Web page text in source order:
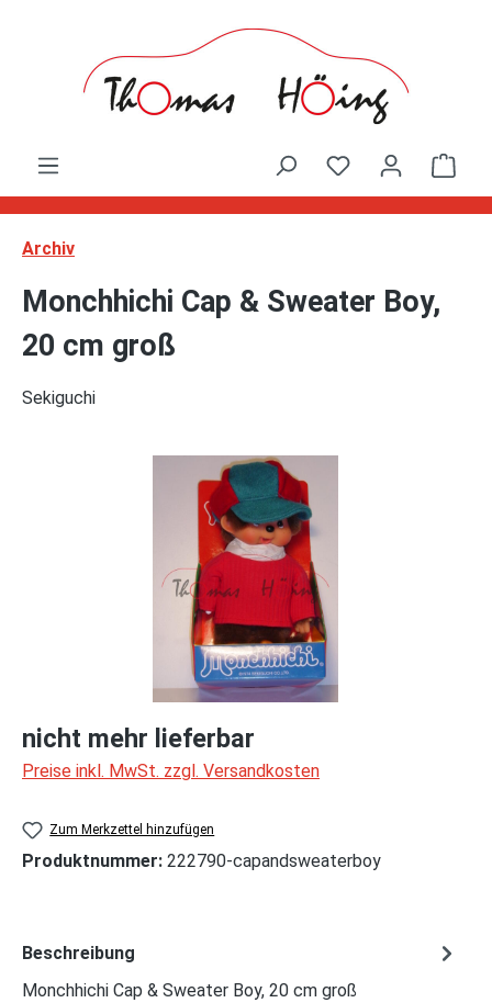
Archiv
Monchhichi Cap & Sweater Boy,
20 cm groß
Sekiguchi
nicht mehr lieferbar
Preise inkl. MwSt. zzgl. Versandkosten
Zum Merkzettel hinzufügen
Produktnummer: 222790-capandsweaterboy
Beschreibung
Monchhichi Cap & Sweater Boy, 20 cm groß